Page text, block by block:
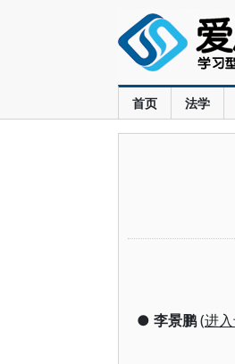
首页 法学
● 李景鹏(进